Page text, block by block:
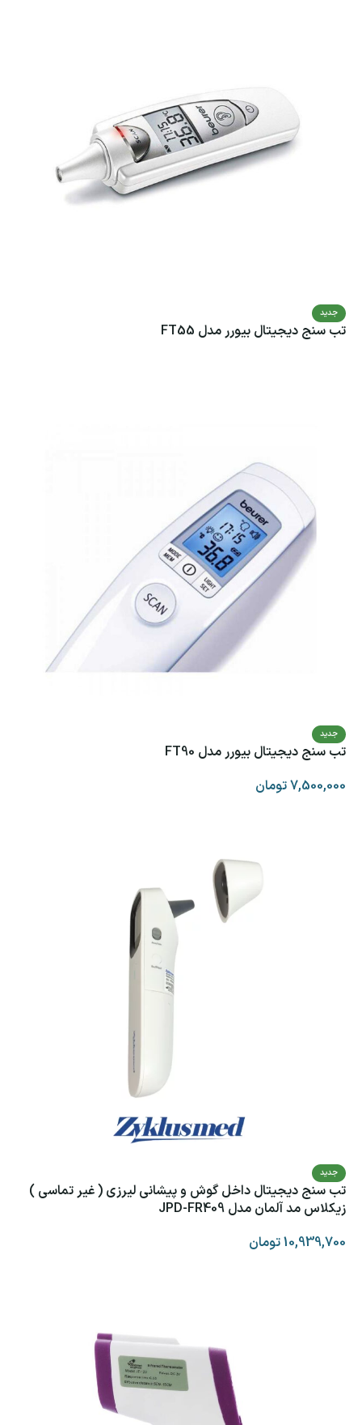
جدید
تب سنج دیجیتال بیورر مدل FT55
جدید
تب سنج دیجیتال بیورر مدل FT90
7,500,000تومان
جدید
تب سنج دیجیتال داخل گوش و پیشانی لیرزی ( غیر تماسی )
زیکلاس مد آلمان مدل JPD-FR409
10,939,700تومان